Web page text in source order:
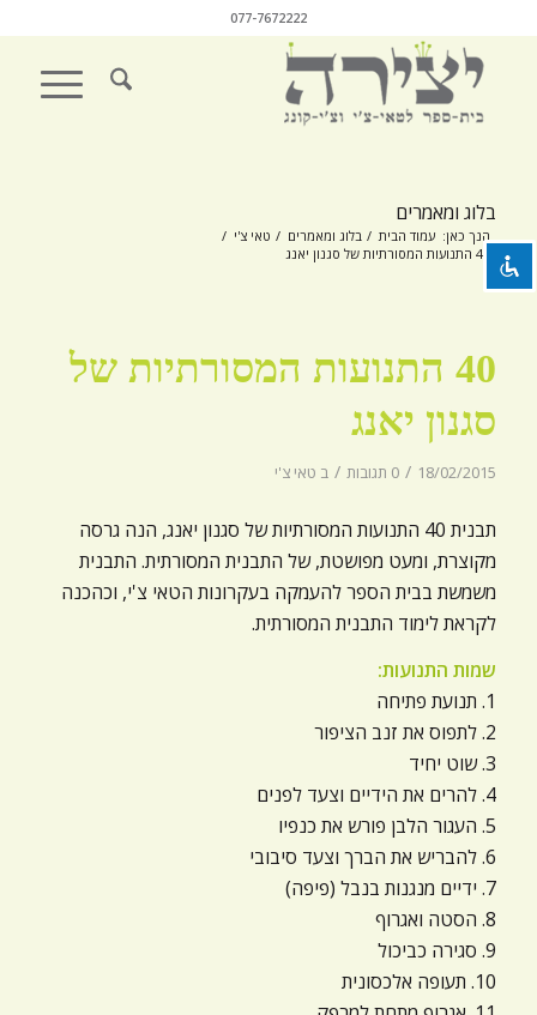
visibility_off השבת את ההבזקים
settings צבע רקע
zoom_out זום (הקטנה)
remove_circle_outline הקטנת גופן
add_circle_outline הגדלת גופן
brightness_low ניגודיות כהה
format_underlined הוסף קו תחתון לקישורים
האפשרויות
077-7672222
בלוג ומאמרים
הנך כאן: עמוד הבית / בלוג ומאמרים / טאי צ'י /
40 התנועות המסורתיות של סגנון יאנג
40 התנועות המסורתיות של
סגנון יאנג
18/02/2015
/ 0 תגובות / ב טאי צ'י
תבנית 40 התנועות המסורתיות של סגנון יאנג, הנה גרסה
מקוצרת, ומעט מפושטת, של התבנית המסורתית. התבנית
משמשת בבית הספר להעמקה בעקרונות הטאי צ'י, וכהכנה
לקראת לימוד התבנית המסורתית.
שמות התנועות:
1. תנועת פתיחה
2. לתפוס את זנב הציפור
3. שוט יחיד
4. להרים את הידיים וצעד לפנים
5. העגור הלבן פורש את כנפיו
6. להבריש את הברך וצעד סיבובי
7. ידיים מנגנות בנבל (פיפה)
8. הסטה ואגרוף
9. סגירה כביכול
10. תעופה אלכסונית